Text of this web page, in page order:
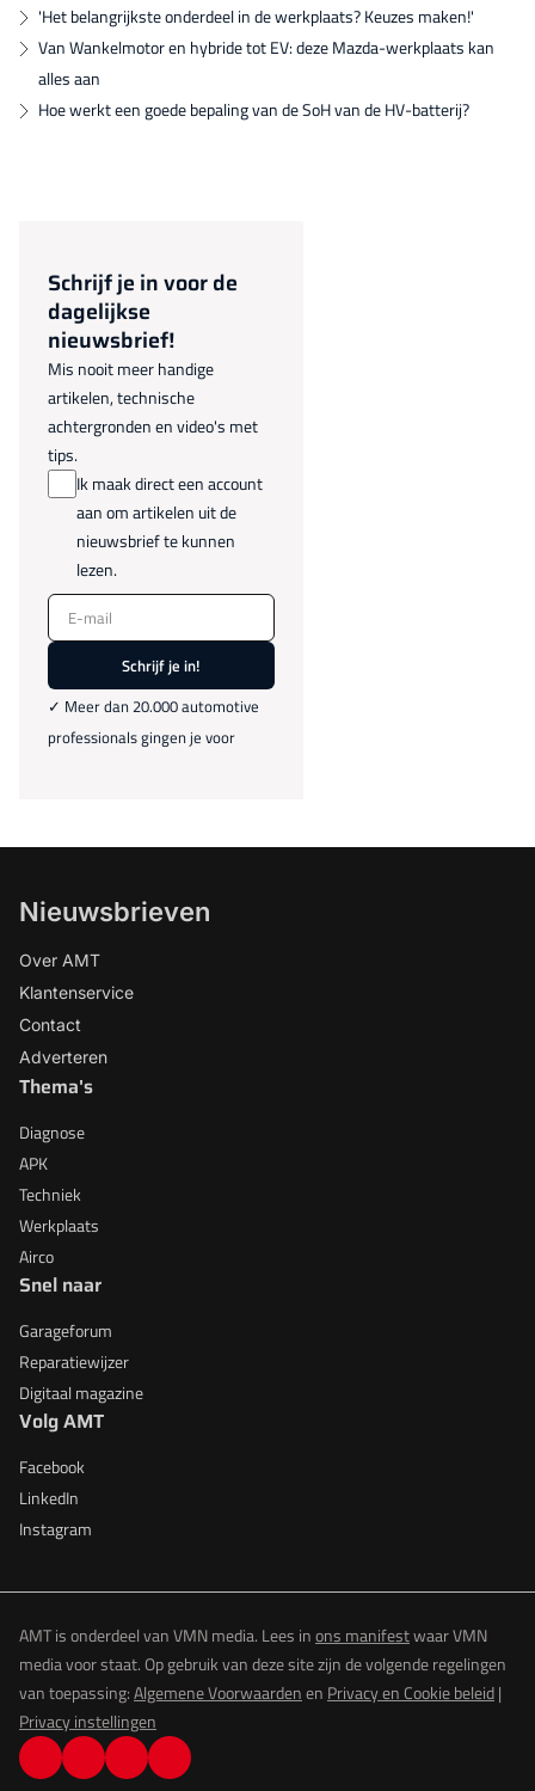
'Het belangrijkste onderdeel in de werkplaats? Keuzes maken!'
Van Wankelmotor en hybride tot EV: deze Mazda-werkplaats kan
alles aan
Hoe werkt een goede bepaling van de SoH van de HV-batterij?
Schrijf je in voor de
dagelijkse
nieuwsbrief!
Mis nooit meer handige
artikelen, technische
achtergronden en video's met
tips.
Ik maak direct een account
aan om artikelen uit de
nieuwsbrief te kunnen
lezen.
E-mail
Schrijf je in!
✓ Meer dan 20.000 automotive
professionals gingen je voor
Nieuwsbrieven
Over AMT
Klantenservice
Contact
Adverteren
Thema's
Diagnose
APK
Techniek
Werkplaats
Airco
Snel naar
Garageforum
Reparatiewijzer
Digitaal magazine
Volg AMT
Facebook
LinkedIn
Instagram
AMT is onderdeel van VMN media. Lees inons manifestwaar VMN
media voor staat. Op gebruik van deze site zijn de volgende regelingen
van toepassing:Algemene Voorwaardenen Privacy en Cookie beleid|
Privacy instellingen